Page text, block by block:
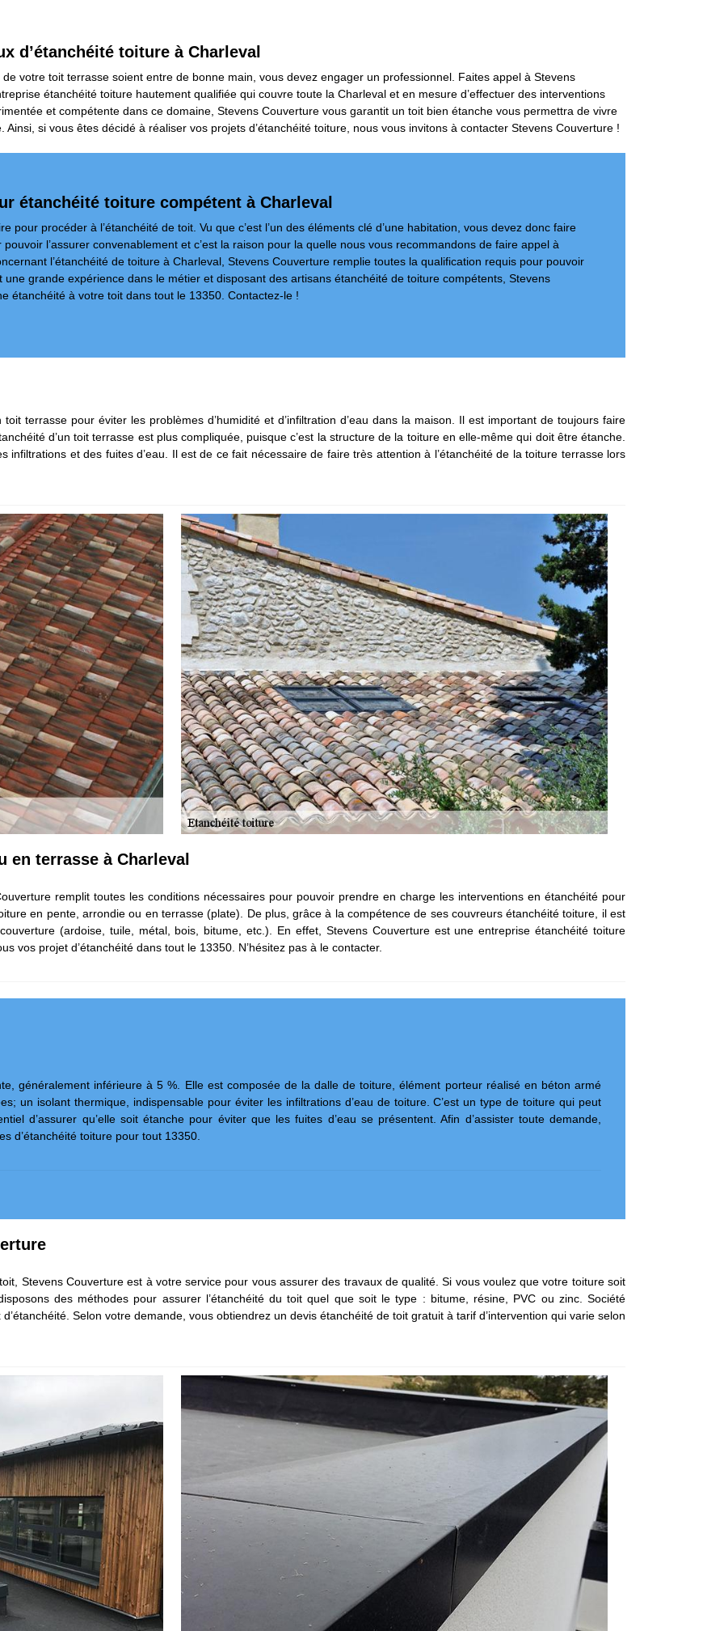
d’étanchéité toiture à Charleval
votre toit terrasse soient entre de bonne main, vous devez engager un professionnel. Faites appel à Stevens
étanchéité toiture hautement qualifiée qui couvre toute la Charleval et en mesure d’effectuer des interventions
et compétente dans ce domaine, Stevens Couverture vous garantit un toit bien étanche vous permettra de vivre
si vous êtes décidé à réaliser vos projets d’étanchéité toiture, nous vous invitons à contacter Stevens Couverture !
étanchéité toiture compétent à Charleval
pour procéder à l’étanchéité de toit. Vu que c’est l’un des éléments clé d’une habitation, vous devez donc faire
l’assurer convenablement et c’est la raison pour la quelle nous vous recommandons de faire appel à
l’étanchéité de toiture à Charleval, Stevens Couverture remplie toutes la qualification requis pour pouvoir
une grande expérience dans le métier et disposant des artisans étanchéité de toiture compétents, Stevens
étanchéité à votre toit dans tout le 13350. Contactez-le !
terrasse pour éviter les problèmes d’humidité et d’infiltration d’eau dans la maison. Il est important de toujours faire
d’un toit terrasse est plus compliquée, puisque c’est la structure de la toiture en elle-même qui doit être étanche.
infiltrations et des fuites d’eau. Il est de ce fait nécessaire de faire très attention à l’étanchéité de la toiture terrasse lors
en terrasse à Charleval
remplit toutes les conditions nécessaires pour pouvoir prendre en charge les interventions en étanchéité pour
en pente, arrondie ou en terrasse (plate). De plus, grâce à la compétence de ses couvreurs étanchéité toiture, il est
(ardoise, tuile, métal, bois, bitume, etc.). En effet, Stevens Couverture est une entreprise étanchéité toiture
vos projet d’étanchéité dans tout le 13350. N’hésitez pas à le contacter.
généralement inférieure à 5 %. Elle est composée de la dalle de toiture, élément porteur réalisé en béton armé
un isolant thermique, indispensable pour éviter les infiltrations d’eau de toiture. C’est un type de toiture qui peut
d’assurer qu’elle soit étanche pour éviter que les fuites d’eau se présentent. Afin d’assister toute demande,
d’étanchéité toiture pour tout 13350.
Stevens Couverture est à votre service pour vous assurer des travaux de qualité. Si vous voulez que votre toiture soit
des méthodes pour assurer l’étanchéité du toit quel que soit le type : bitume, résine, PVC ou zinc. Société
Selon votre demande, vous obtiendrez un devis étanchéité de toit gratuit à tarif d’intervention qui varie selon